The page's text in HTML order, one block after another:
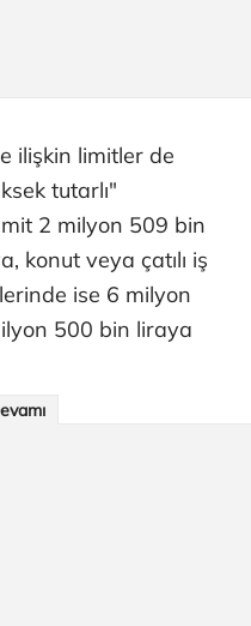
ilişkin limitler de
tutarlı"
2 milyon 509 bin
konut veya çatılı iş
ise 6 milyon
500 bin liraya